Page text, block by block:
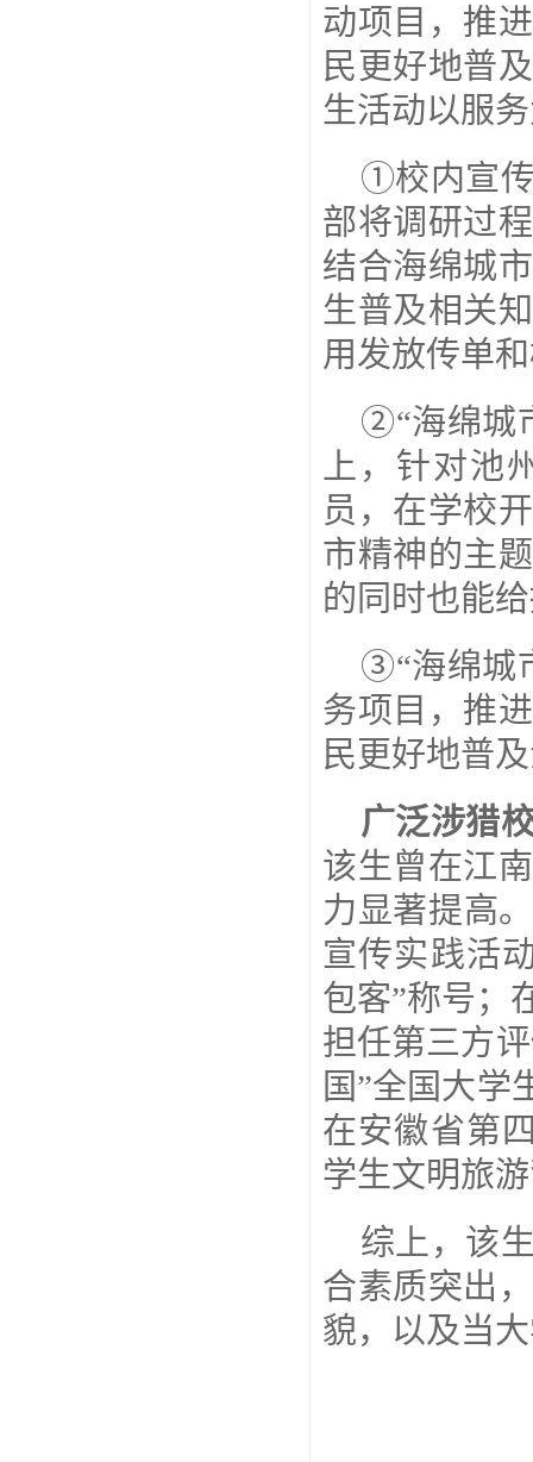
动项目，推
民更好地普
生活动以服
①校内宣
部将调研过
结合海绵城
生普及相关
用发放传单
②“海绵城
上，针对池
员，在学校
市精神的主
的同时也能
③“海绵城
务项目，推
民更好地普
广泛涉猎
该生曾在江
力显著提高
宣传实践活
包客”称号；
担任第三方
国”全国大学
在安徽省第
学生文明旅
综上，该
合素质突出
貌，以及当